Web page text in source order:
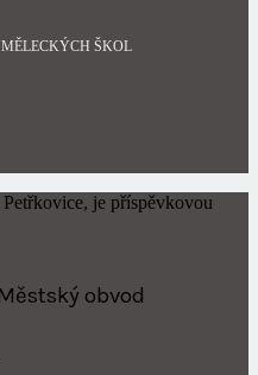
ŠKOL
je příspěvkovou
obvod